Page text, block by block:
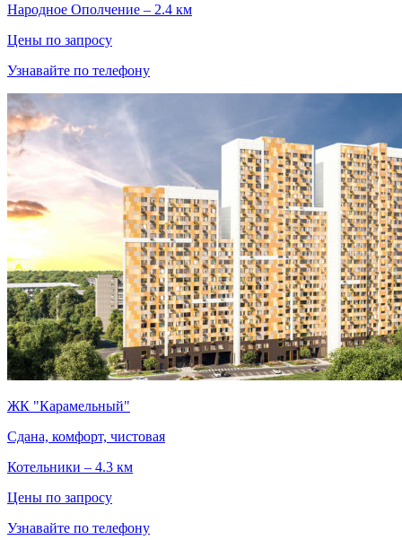
Народное Ополчение – 2.4 км
Цены по запросу
Узнавайте по телефону
ЖК "Карамельный"
Сдана, комфорт, чистовая
Котельники – 4.3 км
Цены по запросу
Узнавайте по телефону